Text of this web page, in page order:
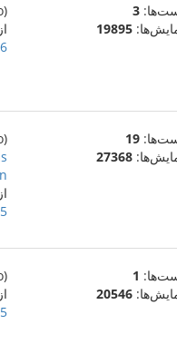
3
19895
(eo)
از
16
19
27368
(eo)
از
15
1
20546
(eo)
از
5 ژانویهٔ 2021